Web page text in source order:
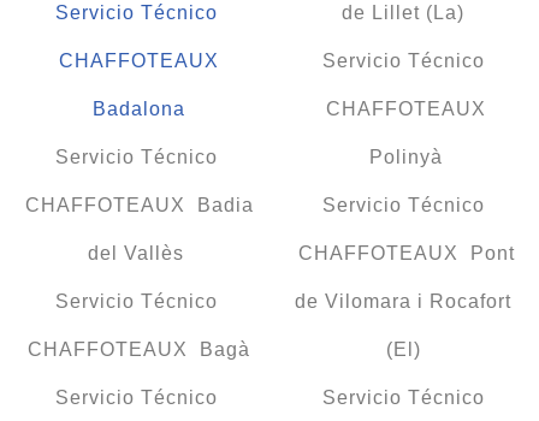
Servicio Técnico
CHAFFOTEAUX
Badalona
Servicio Técnico
CHAFFOTEAUX Badia
del Vallès
Servicio Técnico
CHAFFOTEAUX Bagà
Servicio Técnico
de Lillet (La)
Servicio Técnico
CHAFFOTEAUX
Polinyà
Servicio Técnico
CHAFFOTEAUX Pont
de Vilomara i Rocafort
(El)
Servicio Técnico